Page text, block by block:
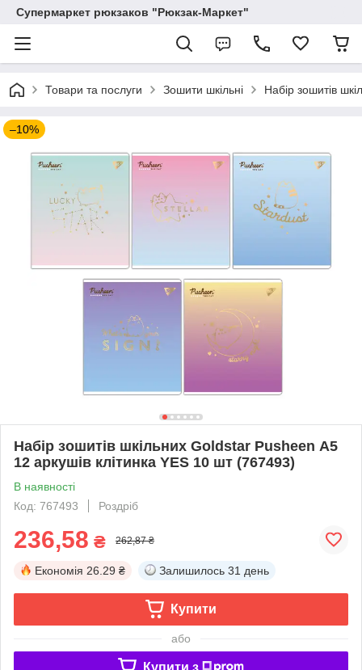
Супермаркет рюкзаков "Рюкзак-Маркет"
Товари та послуги Зошити шкільні Набір зошитів
–10%
Набір зошитів шкільних Goldstar Pusheen А5
12 аркушів клітинка YES 10 шт (767493)
В наявності
Код: 767493
Роздріб
236,58 ₴ 262,87 ₴
Економія 26.29 ₴ Залишилось 31 день
Купити
або
Купити з